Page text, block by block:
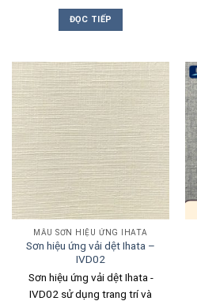
ĐỌC TIẾP
MẪU SƠN HIỆU ỨNG IHATA
Sơn hiệu ứng vải dệt Ihata –
IVD02
Sơn hiệu ứng vải dệt Ihata -
IVD02 sử dụng trang trí và